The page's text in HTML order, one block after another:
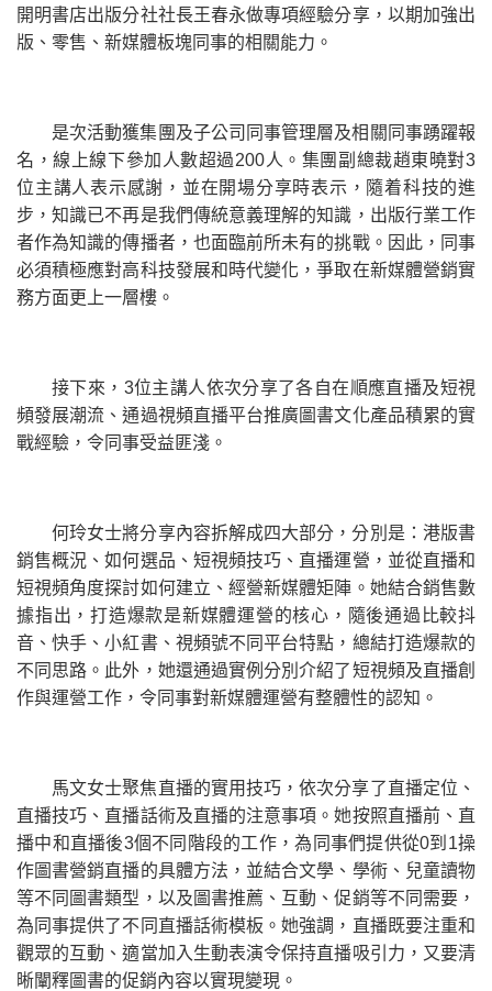
開明書店出版分社社長王春永做專項經驗分享，以期加強出
版、零售、新媒體板塊同事的相關能力。
是次活動獲集團及子公司同事管理層及相關同事踴躍報
名，線上線下參加人數超過200人。集團副總裁趙東曉對3
位主講人表示感謝，並在開場分享時表示，隨着科技的進
步，知識已不再是我們傳統意義理解的知識，出版行業工作
者作為知識的傳播者，也面臨前所未有的挑戰。因此，同事
必須積極應對高科技發展和時代變化，爭取在新媒體營銷實
務方面更上一層樓。
接下來，3位主講人依次分享了各自在順應直播及短視
頻發展潮流、通過視頻直播平台推廣圖書文化產品積累的實
戰經驗，令同事受益匪淺。
何玲女士將分享內容拆解成四大部分，分別是：港版書
銷售概況、如何選品、短視頻技巧、直播運營，並從直播和
短視頻角度探討如何建立、經營新媒體矩陣。她結合銷售數
據指出，打造爆款是新媒體運營的核心，隨後通過比較抖
音、快手、小紅書、視頻號不同平台特點，總結打造爆款的
不同思路。此外，她還通過實例分別介紹了短視頻及直播創
作與運營工作，令同事對新媒體運營有整體性的認知。
馬文女士聚焦直播的實用技巧，依次分享了直播定位、
直播技巧、直播話術及直播的注意事項。她按照直播前、直
播中和直播後3個不同階段的工作，為同事們提供從0到1操
作圖書營銷直播的具體方法，並結合文學、學術、兒童讀物
等不同圖書類型，以及圖書推薦、互動、促銷等不同需要，
為同事提供了不同直播話術模板。她強調，直播既要注重和
觀眾的互動、適當加入生動表演令保持直播吸引力，又要清
晰闡釋圖書的促銷內容以實現變現。